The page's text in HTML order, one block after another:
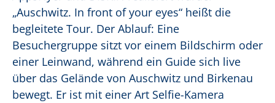
„Auschwitz. In front of your eyes“ heißt die
begleitete Tour. Der Ablauf: Eine
Besuchergruppe sitzt vor einem Bildschirm oder
einer Leinwand, während ein Guide sich live
über das Gelände von Auschwitz und Birkenau
bewegt. Er ist mit einer Art Selfie-Kamera